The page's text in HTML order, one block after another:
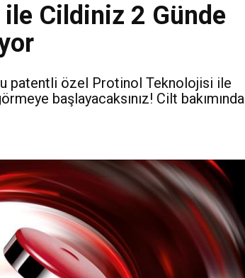
Cildiniz 2 Günde
patentli özel Protinol Teknolojisi ile
başlayacaksınız! Cilt bakımında